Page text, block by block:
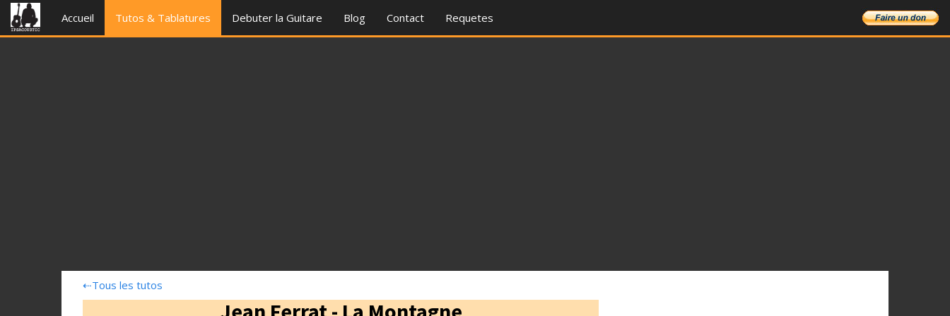
Accueil Tutos & Tablatures Debuter la Guitare Blog Contact Requetes
⇠Tous les tutos